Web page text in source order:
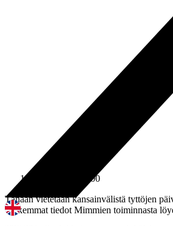
11.10.2024
15:00
Tänään vietetään kansainvälistä tyttöjen
Tarkemmat tiedot Mimmien toiminnasta